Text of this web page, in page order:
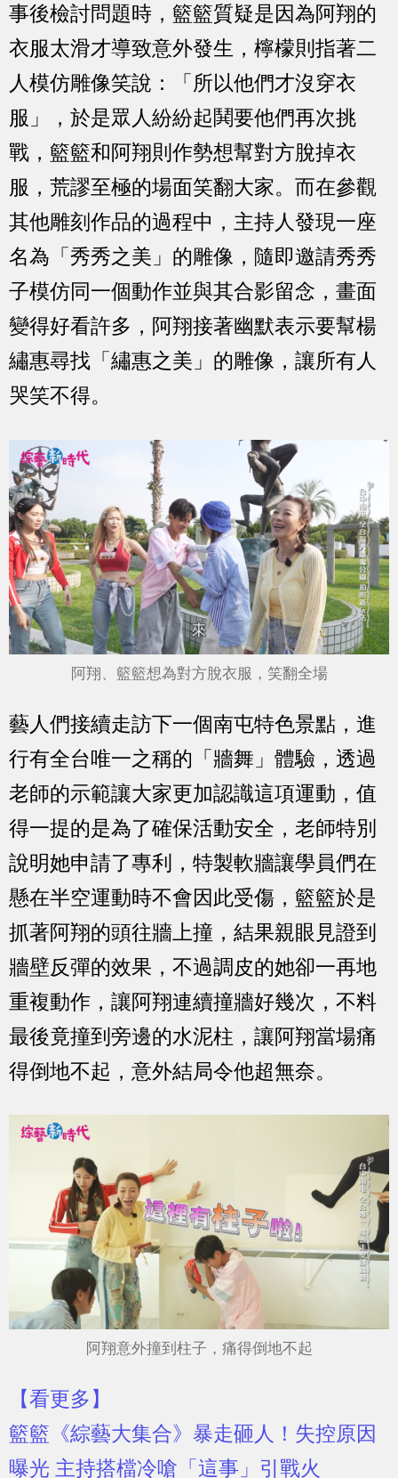
事後檢討問題時，籃籃質疑是因為阿翔的
衣服太滑才導致意外發生，檸檬則指著二
人模仿雕像笑說：「所以他們才沒穿衣
服」，於是眾人紛紛起鬨要他們再次挑
戰，籃籃和阿翔則作勢想幫對方脫掉衣
服，荒謬至極的場面笑翻大家。而在參觀
其他雕刻作品的過程中，主持人發現一座
名為「秀秀之美」的雕像，隨即邀請秀秀
子模仿同一個動作並與其合影留念，畫面
變得好看許多，阿翔接著幽默表示要幫楊
繡惠尋找「繡惠之美」的雕像，讓所有人
哭笑不得。
阿翔、籃籃想為對方脫衣服，笑翻全場
藝人們接續走訪下一個南屯特色景點，進
行有全台唯一之稱的「牆舞」體驗，透過
老師的示範讓大家更加認識這項運動，值
得一提的是為了確保活動安全，老師特別
說明她申請了專利，特製軟牆讓學員們在
懸在半空運動時不會因此受傷，籃籃於是
抓著阿翔的頭往牆上撞，結果親眼見證到
牆壁反彈的效果，不過調皮的她卻一再地
重複動作，讓阿翔連續撞牆好幾次，不料
最後竟撞到旁邊的水泥柱，讓阿翔當場痛
得倒地不起，意外結局令他超無奈。
阿翔意外撞到柱子，痛得倒地不起
【看更多】
籃籃《綜藝大集合》暴走砸人！失控原因
曝光 主持搭檔冷嗆「這事」引戰火